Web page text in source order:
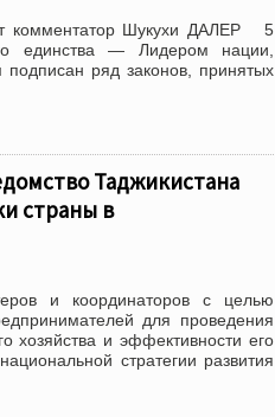
комментатор Шукухи ДАЛЕР 5
единства — Лидером нации,
ряд законов, принятых
Таджикистана
страны в
и координаторов с целью
для проведения
хозяйства и эффективности его
стратегии развития